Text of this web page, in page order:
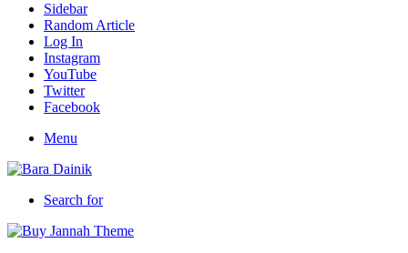
Sidebar
Random Article
Log In
Instagram
YouTube
Twitter
Facebook
Menu
Search for